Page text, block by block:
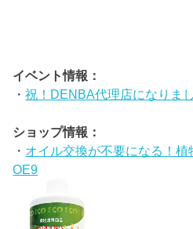
イベント情報：
・祝！DENBA代理店になりま
ショップ情報：
・ オイル交換が不要になる！
OE9